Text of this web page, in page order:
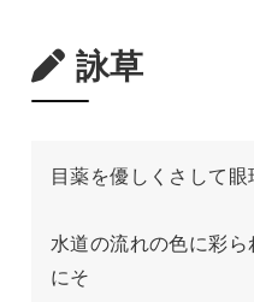
詠草
目薬を優しくさして
水道の流れの色に彩
にそ